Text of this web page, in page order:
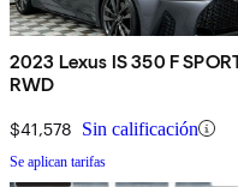
2023 Lexus IS 350 F
RWD
$41,578 Sin calificación
Se aplican tarifas